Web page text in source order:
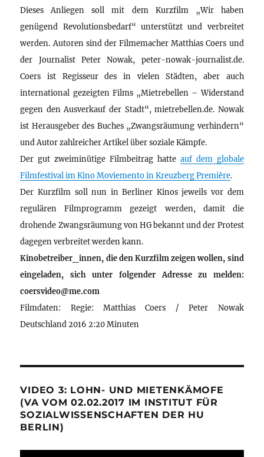
Dieses Anliegen soll mit dem Kurzfilm „Wir haben
genügend Revolutionsbedarf“ unterstützt und verbreitet
werden. Autoren sind der Filmemacher Matthias Coers und
der Journalist Peter Nowak, peter-nowak-journalist.de.
Coers ist Regisseur des in vielen Städten, aber auch
international gezeigten Films „Mietrebellen – Widerstand
gegen den Ausverkauf der Stadt“, mietrebellen.de. Nowak
ist Herausgeber des Buches „Zwangsräumung verhindern“
und Autor zahlreicher Artikel über soziale Kämpfe.
Der gut zweiminütige Filmbeitrag hatte auf dem globale
Filmfestival im Kino Moviemento in Kreuzberg Première.
Der Kurzfilm soll nun in Berliner Kinos jeweils vor dem
regulären Filmprogramm gezeigt werden, damit die
drohende Zwangsräumung von HG bekannt und der Protest
dagegen verbreitet werden kann.
Kinobetreiber_innen, die den Kurzfilm zeigen wollen, sind
eingeladen, sich unter folgender Adresse zu melden:
coersvideo@me.com
Filmdaten: Regie: Matthias Coers / Peter Nowak
Deutschland 2016 2:20 Minuten
VIDEO 3: LOHN- UND MIETENKÄMOFE
(VA VOM 02.02.2017 IM INSTITUT FÜR
SOZIALWISSENSCHAFTEN DER HU
BERLIN)